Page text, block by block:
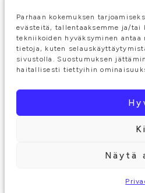
Parhaan kokemuksen
evästeitä, tallentaaksemme ja/tai
tekniikoiden hyväksyminen
tietoja, kuten
sivustolla. Suostumuksen
haitallisesti tiettyihin
Näytä